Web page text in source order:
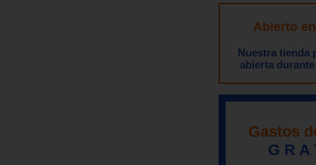
Abierto
Nuestra tienda
abierta
Gastos
G R A